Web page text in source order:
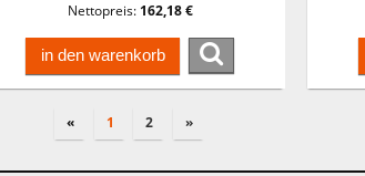
Nettopreis: 162,18 €
in den warenkorb
« 1 2 »